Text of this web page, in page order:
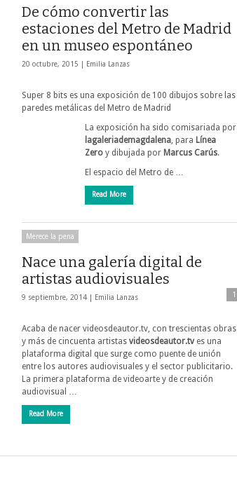
De cómo convertir las
estaciones del Metro de Madrid
en un museo espontáneo
20 octubre, 2015 | Emilia Lanzas
Super 8 bits es una exposición de 100 dibujos sobre las
paredes metálicas del Metro de Madrid
La exposición ha sido comisariada por
lagaleriademagdalena, para Línea
Zero y dibujada por Marcus Carús.
El espacio del Metro de …
Read More
Merece la pena
Nace una galería digital de
artistas audiovisuales
9 septiembre, 2014 | Emilia Lanzas 1
Acaba de nacer videosdeautor.tv, con trescientas obras
y más de cincuenta artistas videosdeautor.tv es una
plataforma digital que surge como puente de unión
entre los autores audiovisuales y el sector publicitario.
La primera plataforma de videoarte y de creación
audiovisual …
Read More